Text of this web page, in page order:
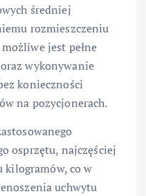
średniej
rozmieszczeniu
jest pełne
wykonywanie
konieczności
na pozycjonerach.
osprzętu, najczęściej
kilogramów, co w
uchwytu